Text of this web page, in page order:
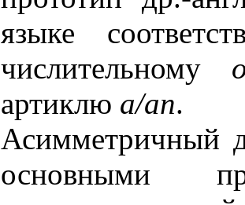
языке
числительному
артиклю a/an.
Асимметричный
основными